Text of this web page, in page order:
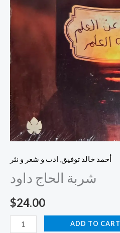
أحمد خالد توفيق, ادب و شعر و نثر
شربة الحاج داود
$24.00
ADD TO CART